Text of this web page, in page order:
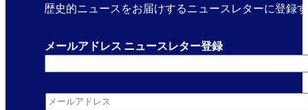
歴史的ニュースをお届けするニュースレターに登録
メールアドレス ニュースレター登録
メールアドレス